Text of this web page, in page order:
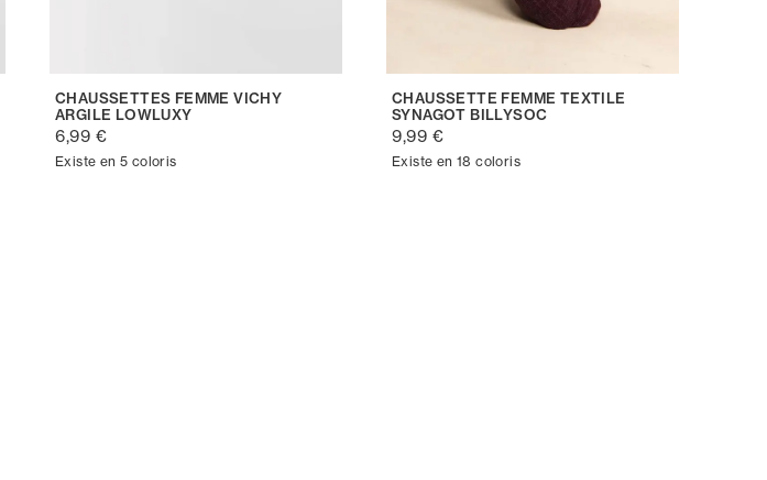
CHAUSSETTES FEMME VICHY
ARGILE LOWLUXY
6,99 €
Existe en 5 coloris
CHAUSSETTE FEMME TEXTILE
SYNAGOT BILLYSOC
9,99 €
Existe en 18 coloris